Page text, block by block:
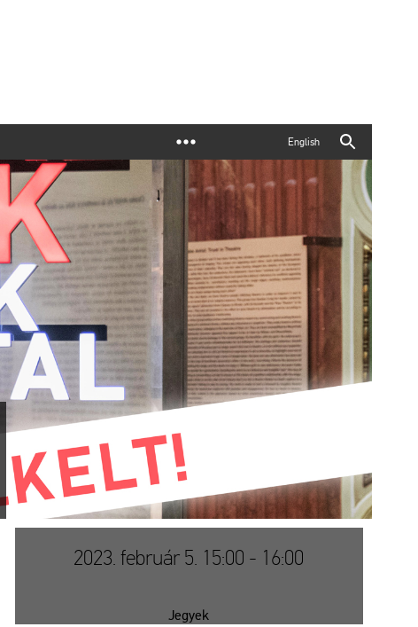
English
2023. február 5. 15:00 - 16:00
Jegyek